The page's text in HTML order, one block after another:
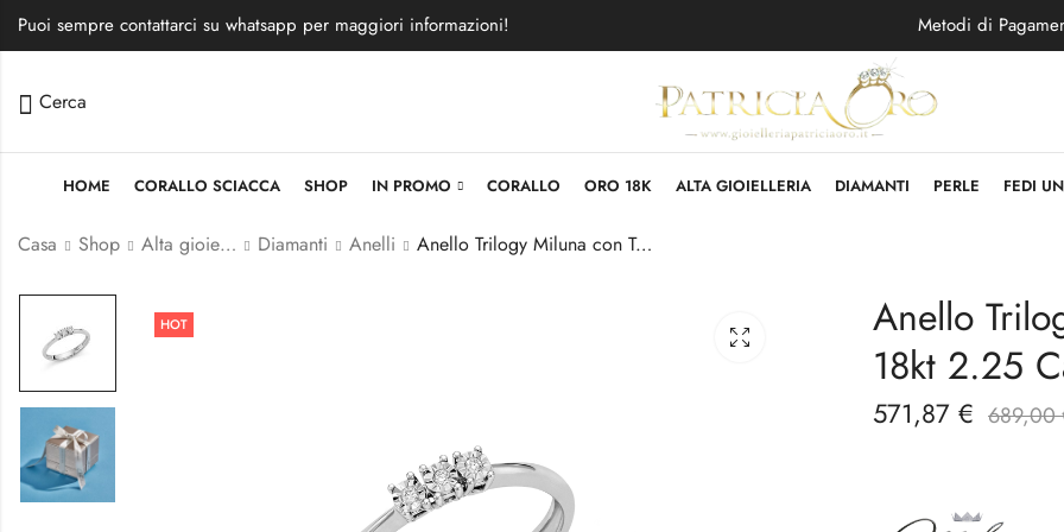
Puoi sempre contattarci su whatsapp per maggiori informazioni! Metodi di
Cerca
HOME CORALLO SCIACCA SHOP IN PROMO CORALLO ORO 18K ALTA GIOIELLERIA DIAMANTI PERLE FEDI
Casa Shop Alta gioielleria Diamanti Anelli Anello Trilogy Miluna con Tre Diamanti Oro 18kt 2.25 Carati
HOT
Anello
18kt 2.25
571,87 € 689,00